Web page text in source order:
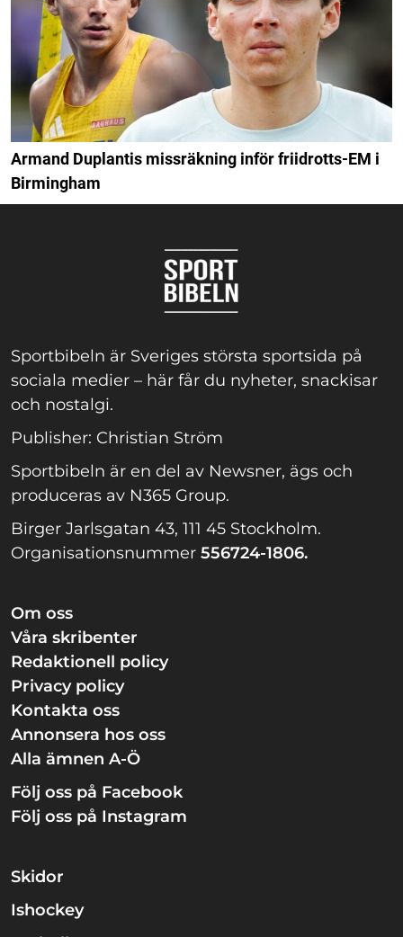
Armand Duplantis missräkning inför friidrotts-EM i
Birmingham
Sportbibeln är Sveriges största sportsida på
sociala medier – här får du nyheter, snackisar
och nostalgi.
Publisher: Christian Ström
Sportbibeln är en del av Newsner, ägs och
produceras av N365 Group.
Birger Jarlsgatan 43, 111 45 Stockholm.
Organisationsnummer 556724-1806.
Om oss
Våra skribenter
Redaktionell policy
Privacy policy
Kontakta oss
Annonsera hos oss
Alla ämnen A-Ö
Följ oss på Facebook
Följ oss på Instagram
Skidor
Ishockey